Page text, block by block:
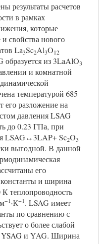
результаты расчетов
в рамках
которые
свойства нового
La3Sc2Al3O12
из 3LaAlO3
и комнатной
температурой 685
разложение на
давления LSAG
до 0.23 ГПа, при
LSAG↔3LAP+ Sc2O3
выгодной. В данной
его
и ширина
теплопроводность
−1·К−1. LSAG имеет
по сравнению с
о более слабой
YSAG и YAG. Ширина